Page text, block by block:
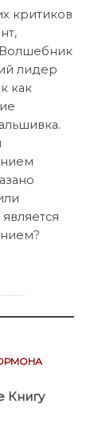
критиков
лидер
как
Книгу